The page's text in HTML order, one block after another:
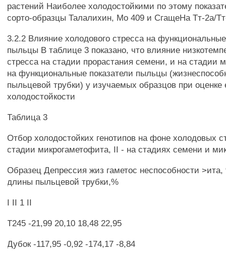
растений Наиболее холодостойкими по этому
сорто-образцы Талалихин, Мо 409 и СгащеНа Тт-2а/
3.2.2 Влияние холодового стресса на
пыльцы В таблице 3 показано, что влияние
стресса на стадии прорастания семени, и на стадии
на функциональные показатели пыльцы
пыльцевой трубки) у изучаемых образцов при оценке
холодостойкости
Таблица 3
Отбор холодостойких генотипов на фоне холодовых
стадии микрогаметофита, II - на стадиях семени и
Образец Депрессия жиз гаметос неспособности
длины пыльцевой трубки,%
I II 1 II
Т245 -21,99 20,10 18,48 22,95
Дубок -117,95 -0,92 -174,17 -8,84